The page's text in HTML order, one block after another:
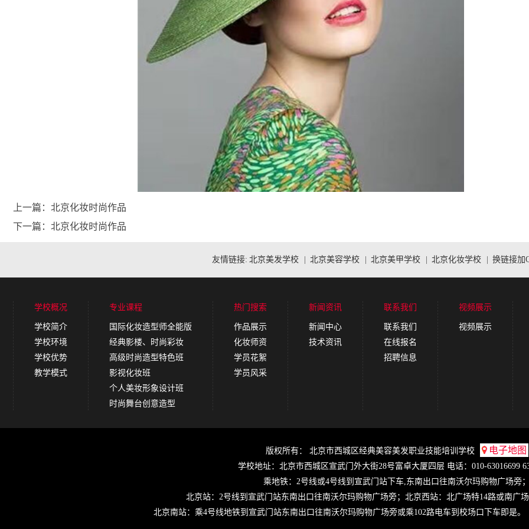
上一篇： 北京化妆时尚作品
下一篇： 北京化妆时尚作品
友情链接: 北京美发学校 北京美容学校 北京美甲学校 北京化妆学校 换链接加
学校概况
学校简介
学校环境
学校优势
教学模式
专业课程
国际化妆造型师全能版
经典影楼、时尚彩妆
高级时尚造型特色班
影视化妆班
个人美妆形象设计班
时尚舞台创意造型
热门搜索
作品展示
化妆师资
学员花絮
学员风采
新闻资讯
新闻中心
技术资讯
联系我们
联系我们
在线报名
招聘信息
视频展示
视频展示
版权所有： 北京市西城区经典美容美发职业技能培训学校 电子地图
学校地址：北京市西城区宣武门外大街28号富卓大厦四层 电话：010-63016699
乘地铁：2号线或4号线到宣武门站下车,东南出口往南沃尔玛购物广场旁；
北京站：2号线到宣武门站东南出口往南沃尔玛购物广场旁；北京西站：北广场特14路或南广
北京南站：乘4号线地铁到宣武门站东南出口往南沃尔玛购物广场旁或乘102路电车到校场口下车即是。